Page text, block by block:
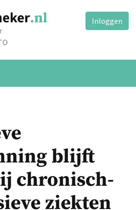
Inloggen
blijft
chronisch-
ziekten